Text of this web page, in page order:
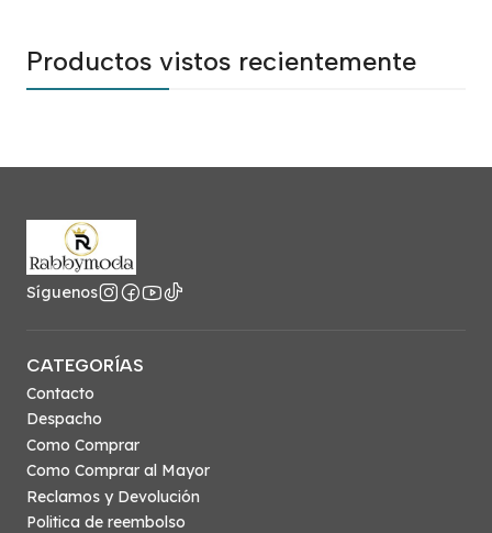
Productos vistos recientemente
Síguenos
CATEGORÍAS
Contacto
Despacho
Como Comprar
Como Comprar al Mayor
Reclamos y Devolución
Politica de reembolso